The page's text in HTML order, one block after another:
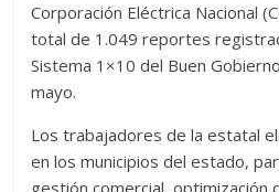
Corporación Eléctrica Nacional
total de 1.049 reportes
Sistema 1×10 del Buen
mayo.
Los trabajadores de la estatal
en los municipios del estado,